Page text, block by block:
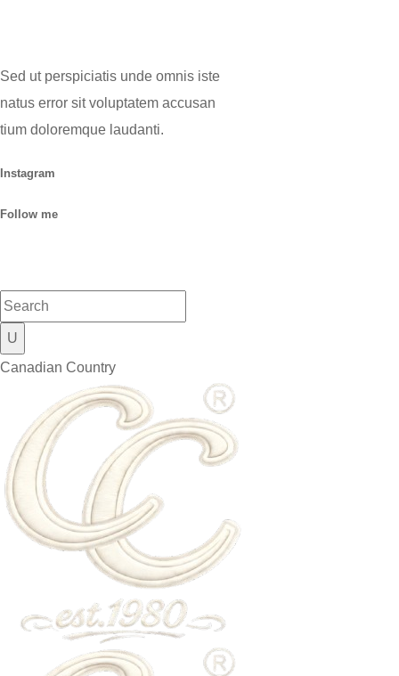
Sed ut perspiciatis unde omnis iste
natus error sit voluptatem accusan
tium doloremque laudanti.
Instagram
Follow me
Canadian Country